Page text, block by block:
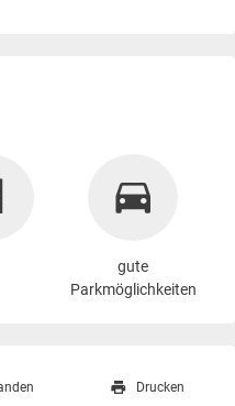
gute
Parkmöglichkeiten
Drucken